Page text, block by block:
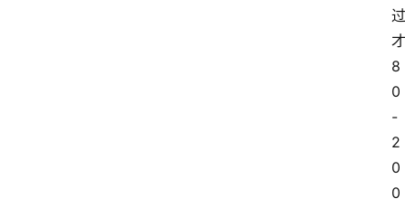
过
才
8
0
-
2
0
0